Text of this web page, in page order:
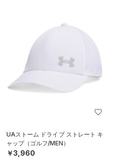
UAストーム ドライブ ストレート キ
ャップ（ゴルフ/MEN）
￥3,960